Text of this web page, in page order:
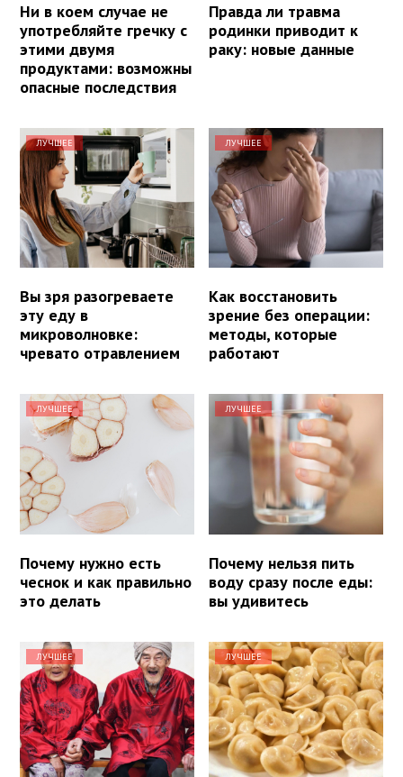
Ни в коем случае не
употребляйте гречку с
этими двумя
продуктами: возможны
опасные последствия
Правда ли травма
родинки приводит к
раку: новые данные
ЛУЧШЕЕ
Вы зря разогреваете
эту еду в
микроволновке:
чревато отравлением
ЛУЧШЕЕ
Как восстановить
зрение без операции:
методы, которые
работают
ЛУЧШЕЕ
Почему нужно есть
чеснок и как правильно
это делать
ЛУЧШЕЕ
Почему нельзя пить
воду сразу после еды:
вы удивитесь
ЛУЧШЕЕ ЛУЧШЕЕ